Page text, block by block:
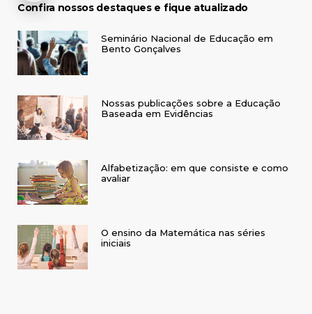
Confira nossos destaques e fique atualizado
Seminário Nacional de Educação em
Bento Gonçalves
Nossas publicações sobre a Educação
Baseada em Evidências
Alfabetização: em que consiste e como
avaliar
O ensino da Matemática nas séries
iniciais